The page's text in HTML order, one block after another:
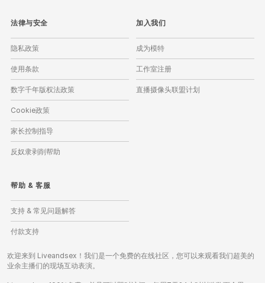
法律与安全
隐私政策
使用条款
数字千年版权法政策
Cookie政策
家长控制指导
反奴隶剥削帮助
加入我们
成为模特
工作室注册
直播摄像头联盟计划
帮助 &客服
支持 & 常见问题解答
付款支持
欢迎来到 Liveandsex！我们是一个免费的在线社区，您可以来观看我们超美的
业余主播们的现场互动表演。